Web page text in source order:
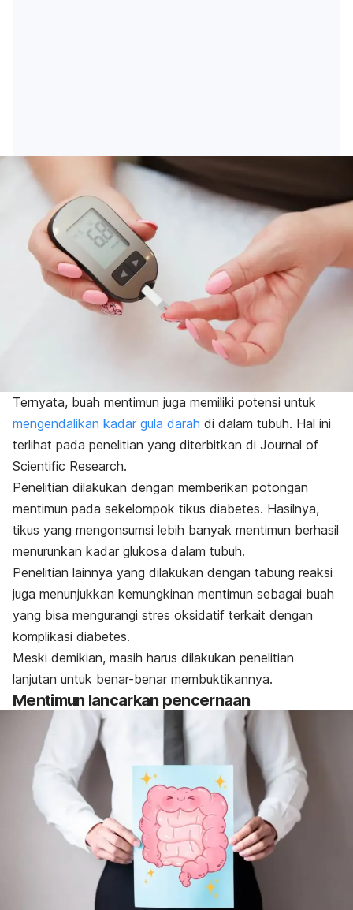
Ternyata, buah mentimun juga memiliki potensi untuk
mengendalikan kadar gula darah di dalam tubuh. Hal ini
terlihat pada penelitian yang diterbitkan di Journal of
Scientific Research.
Penelitian dilakukan dengan memberikan potongan
mentimun pada sekelompok tikus diabetes. Hasilnya,
tikus yang mengonsumsi lebih banyak mentimun berhasil
menurunkan kadar glukosa dalam tubuh.
Penelitian lainnya yang dilakukan dengan tabung reaksi
juga menunjukkan kemungkinan mentimun sebagai buah
yang bisa mengurangi stres oksidatif terkait dengan
komplikasi diabetes.
Meski demikian, masih harus dilakukan penelitian
lanjutan untuk benar-benar membuktikannya.
Mentimun lancarkan pencernaan